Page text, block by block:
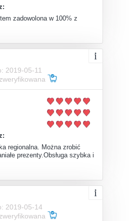
zadowolona w 100% z
2019-05-11
regionalna. Można zrobić
prezenty.Obsługa szybka i
2019-05-14